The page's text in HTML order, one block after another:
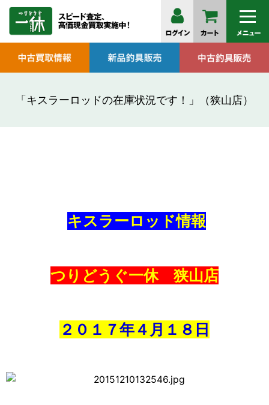
「キスラーロッドの在庫状況です！」（狭山店）
キスラーロッド情報
つりどうぐ一休 狭山店
２０１７年４ 月１８日